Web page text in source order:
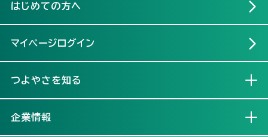
はじめての方へ
マイページログイン
つよやさを知る
企業情報